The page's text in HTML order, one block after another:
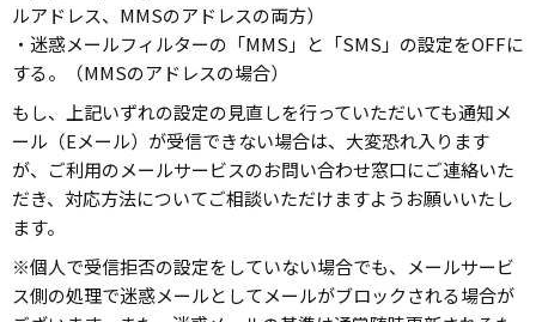
ルアドレス、MMSのアドレスの両方）
・迷惑メールフィルターの「MMS」と「SMS」の設定をOFFに
する。（MMSのアドレスの場合）
もし、上記いずれの設定の見直しを行っていただいても通知メ
ール（Eメール）が受信できない場合は、大変恐れ入ります
が、ご利用のメールサービスのお問い合わせ窓口にご連絡いた
だき、対応方法についてご相談いただけますようお願いいたし
ます。
※個人で受信拒否の設定をしていない場合でも、メールサービ
ス側の処理で迷惑メールとしてメールがブロックされる場合が